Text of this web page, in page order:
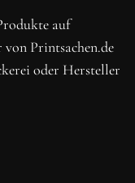
auf
Printsachen.de
oder Hersteller